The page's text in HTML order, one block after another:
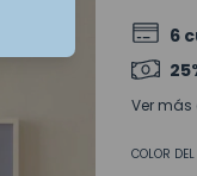
6
Ver más
COLOR